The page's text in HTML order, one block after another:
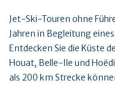
Jet-Ski-Touren ohne
Jahren in Begleitung
Entdecken Sie die Küste
Houat, Belle-Ile und
als 200 km Strecke